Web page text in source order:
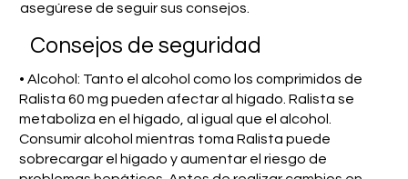
asegúrese de seguir sus consejos.
Consejos de seguridad
• Alcohol: Tanto el alcohol como los comprimidos de
Ralista 60 mg pueden afectar al hígado. Ralista se
metaboliza en el hígado, al igual que el alcohol.
Consumir alcohol mientras toma Ralista puede
sobrecargar el hígado y aumentar el riesgo de